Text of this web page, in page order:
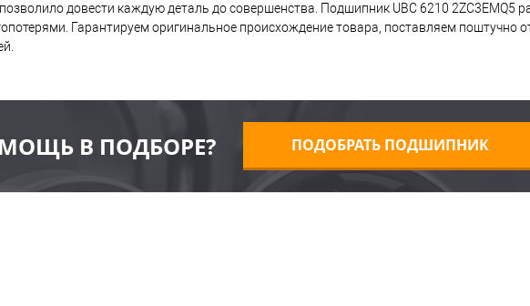
довести каждую деталь до совершенства. Подшипник UBC 6210 2ZC3EMQ5
Гарантируем оригинальное происхождение товара, поставляем поштучно
В ПОДБОРЕ? ПОДОБРАТЬ ПОДШИПНИК